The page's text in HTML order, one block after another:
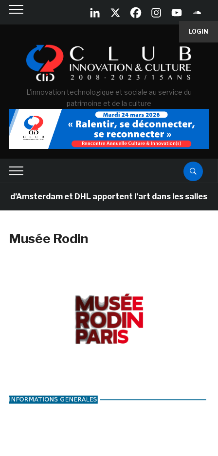
LOGIN
L'innovation technologique et sociale au service du
patrimoine et de la culture
et DHL apportent l’art dans les salles de
Musée Rodin